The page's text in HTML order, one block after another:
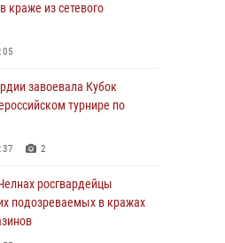
4
Росгвардии состоялся
2
Росгвардии
в краже
приняла участие в
крестного хода и
краже из сетевого
завоевала Кубок
турнире по
2
росгвардейцы
подозреваемых в кражах